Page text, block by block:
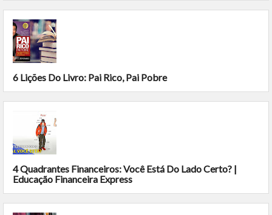
6 Lições Do Livro: Pai Rico, Pai Pobre
4 Quadrantes Financeiros: Você Está Do Lado Certo? |
Educação Financeira Express